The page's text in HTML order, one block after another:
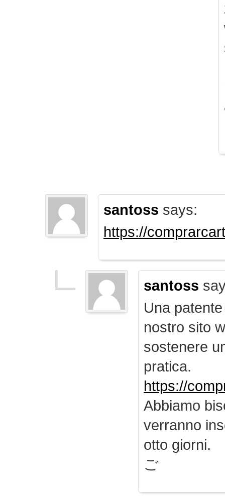
santoss says:
https://
santoss
Una
nostro sito
sostenere
pratica.
https://
Abbiamo
verranno
otto giorni.
ご